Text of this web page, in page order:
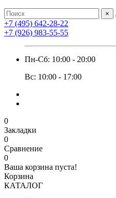
×
+7 (495) 642-28-22
+7 (926) 983-55-55
Пн-Сб: 10:00 - 20:00
Вс: 10:00 - 17:00
0
Закладки
0
Сравнение
0
Ваша корзина пуста!
Корзина
КАТАЛОГ